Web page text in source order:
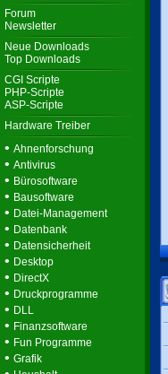
Forum
Newsletter
Neue Downloads
Top Downloads
CGI Scripte
PHP-Scripte
ASP-Scripte
Hardware Treiber
• Ahnenforschung
• Antivirus
• Bürosoftware
• Bausoftware
• Datei-Management
• Datenbank
• Datensicherheit
• Desktop
• DirectX
• Druckprogramme
• DLL
• Finanzsoftware
• Fun Programme
• Grafik